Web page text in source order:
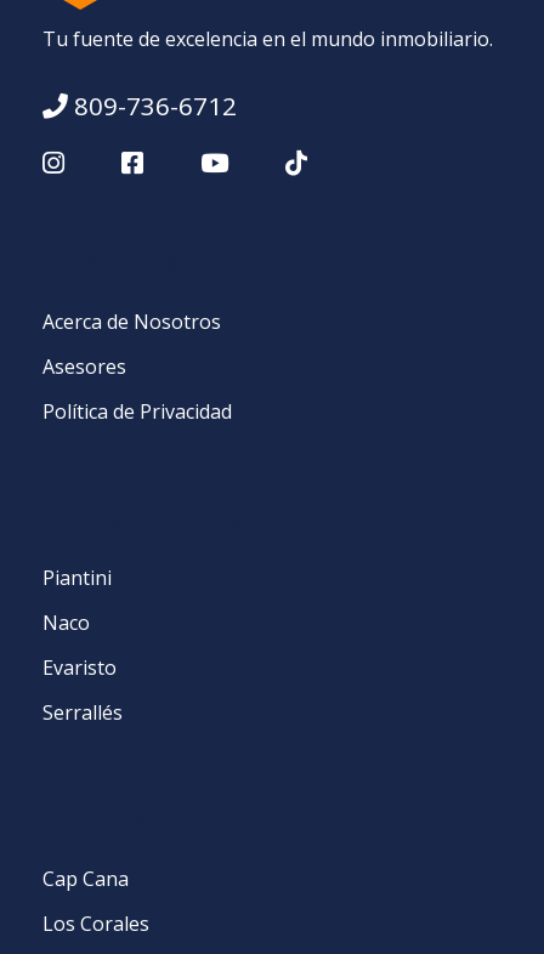
Tu fuente de excelencia en el mundo inmobiliario.
809-736-6712
Acerca de Nosotros
Asesores
Política de Privacidad
Piantini
Naco
Evaristo
Serrallés
Cap Cana
Los Corales